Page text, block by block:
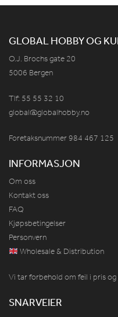
GLOBAL HOBBY OG
O.J. Brochs gate 20
5006 Bergen
Tlf: 55 55 32 10
global@globalhobby.no
Foretaksnummer 984 467 125
INFORMASJON
Om oss
Kontakt oss
FAQ
Kjøpsbetingelser
Personvern
Wholesale & Distribution
Vi tar forbehold om feil i pris
SNARVEIER